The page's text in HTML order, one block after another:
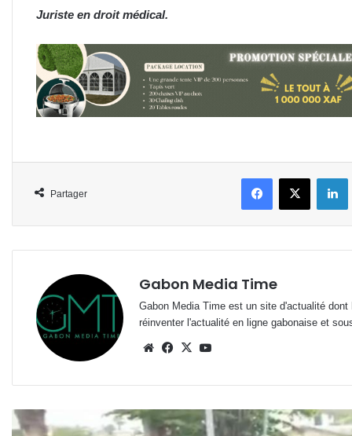
Juriste en droit médical.
Partager
FacebookX
Gabon Media Time
Gabon Media Time est un site d'actualité
réinventer l'actualité en ligne gabonaise et
WebsiteFacebook
X